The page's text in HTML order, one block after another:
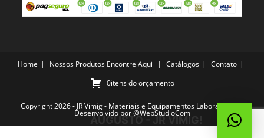
Home Nossos Produtos Encontre Aqui Catálogos
Contato
0itens do orçamento
Copyright 2026 - JR Vimig - Materiais e Equipamentos Laboratoriais -
Desenvolvido por@WebStudioCom
AUGUSTO - JR VIMIG!